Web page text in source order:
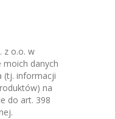
z o.o. w
danych
(tj. informacji
na
do art. 398